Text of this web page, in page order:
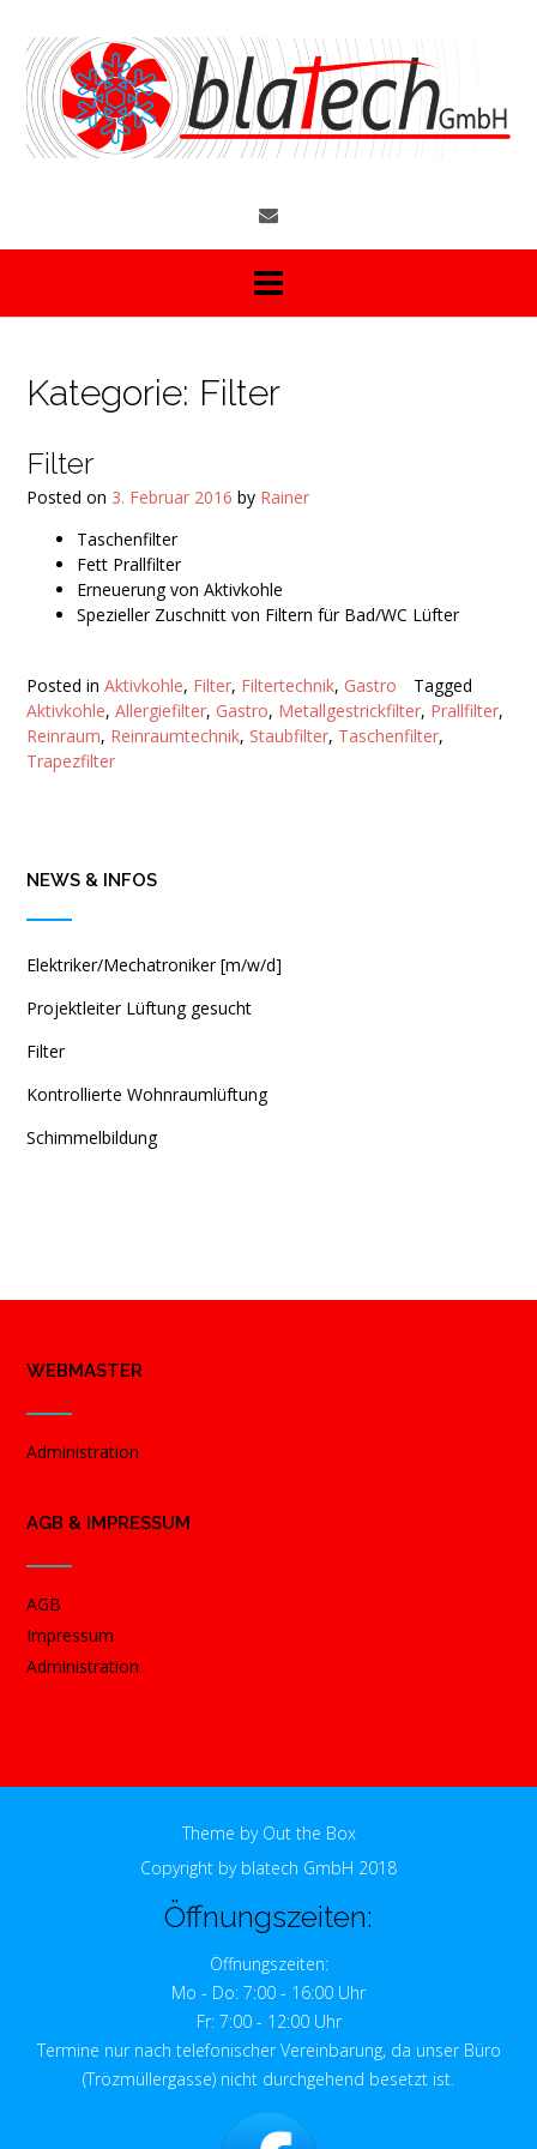
t
Kategorie: Filter
Filter
Posted on 3. Februar 2016 by Rainer
Taschenfilter
Fett Prallfilter
Erneuerung von Aktivkohle
Spezieller Zuschnitt von Filtern für Bad/WC Lüfter
Posted in Aktivkohle, Filter, Filtertechnik, Gastro
Tagged
Aktivkohle, Allergiefilter, Gastro, Metallgestrickfilter, Prallfilter,
Reinraum, Reinraumtechnik, Staubfilter, Taschenfilter,
Trapezfilter
NEWS & INFOS
Elektriker/Mechatroniker [m/w/d]
Projektleiter Lüftung gesucht
Filter
Kontrollierte Wohnraumlüftung
Schimmelbildung
WEBMASTER
Administration
AGB & IMPRESSUM
AGB
Impressum
Administration
Theme by Out the Box
Copyright by blatech GmbH 2018
Öffnungszeiten:
Öffnungszeiten:
Mo - Do: 7:00 - 16:00 Uhr
Fr: 7:00 - 12:00 Uhr
Termine nur nach telefonischer Vereinbarung, da unser Büro
(Trözmüllergasse) nicht durchgehend besetzt ist.